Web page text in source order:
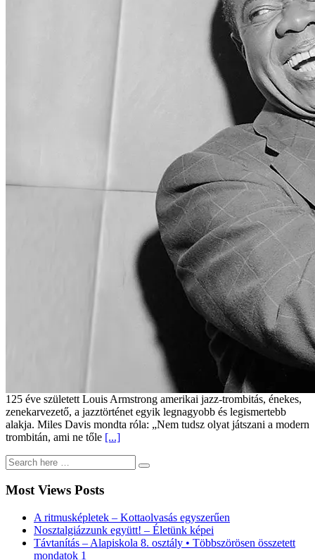
125 éve született Louis Armstrong amerikai jazz-trombitás, énekes,
zenekarvezető, a jazztörténet egyik legnagyobb és legismertebb
alakja. Miles Davis mondta róla: „Nem tudsz olyat játszani a modern
trombitán, ami ne tőle [...]
Most Views Posts
A ritmusképletek – Kottaolvasás egyszerűen
Nosztalgiázzunk együtt! – Életünk képei
Távtanítás – Alapiskola 8. osztály • Többszörösen összetett
mondatok 1